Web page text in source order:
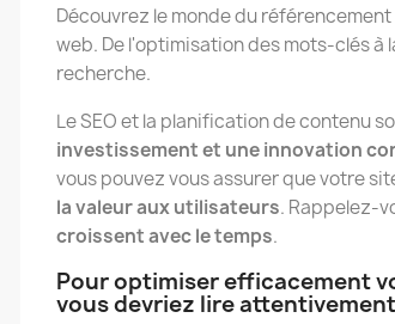
Découvrez le monde du
web. De l'optimisation des mots-clés
recherche.
Le SEO et la planification de contenu
investissement et une innovation
vous pouvez vous assurer que votre
la valeur aux utilisateurs. Rappelez-
croissent avec le temps.
Pour optimiser efficacement
vous devriez lire